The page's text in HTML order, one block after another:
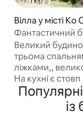
Вілла у місті Ko
Фантастичний
Великий
трьома
ліжками,,
На кухні є
зонами, а
Всього в 30